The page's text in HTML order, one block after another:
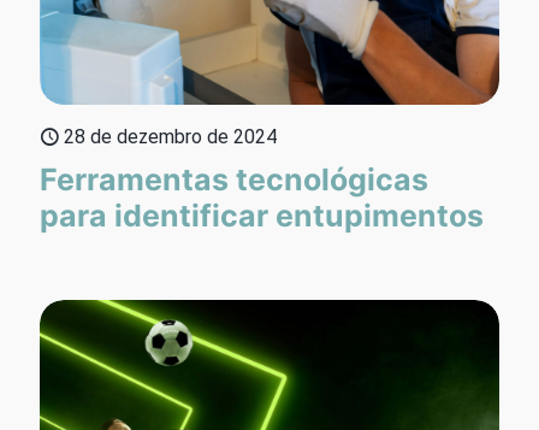
28 de dezembro de 2024
Ferramentas tecnológicas
para identificar entupimentos